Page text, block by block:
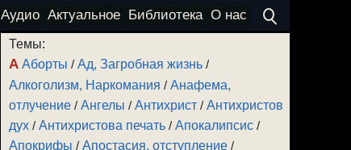
Аудио Актуальное Библиотека О нас
Темы:
А Аборты /Ад, Загробная жизнь /
Алкоголизм, Наркомания /Анафема,
отлучение /Ангелы /Антихрист /Антихристов
дух /Антихристова печать /Апокалипсис /
Апокрифы /Апостасия, отступление /